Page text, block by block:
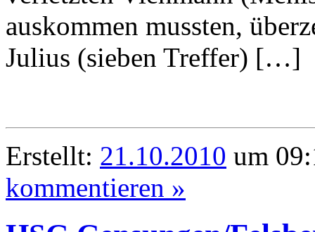
auskommen mussten,
Julius (sieben Treffer) […]
Erstellt: 21.10.2010 um
kommentieren »